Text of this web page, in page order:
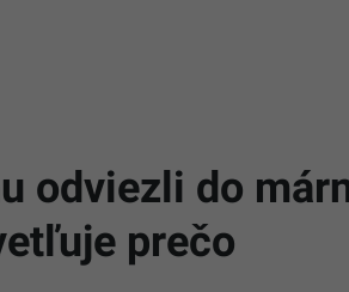
odviezli do
prečo